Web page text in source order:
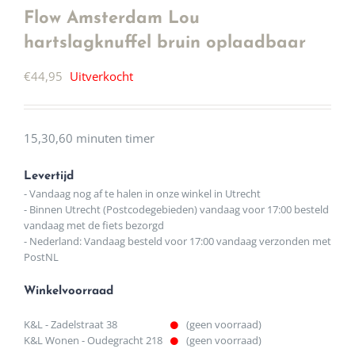
Flow Amsterdam Lou
hartslagknuffel bruin oplaadbaar
€44,95 Uitverkocht
15,30,60 minuten timer
Levertijd
- Vandaag nog af te halen in onze winkel in Utrecht
- Binnen Utrecht (Postcodegebieden) vandaag voor 17:00 besteld
vandaag met de fiets bezorgd
- Nederland: Vandaag besteld voor 17:00 vandaag verzonden met
PostNL
Winkelvoorraad
K&L - Zadelstraat 38
(geen voorraad)
K&L Wonen - Oudegracht 218
(geen voorraad)